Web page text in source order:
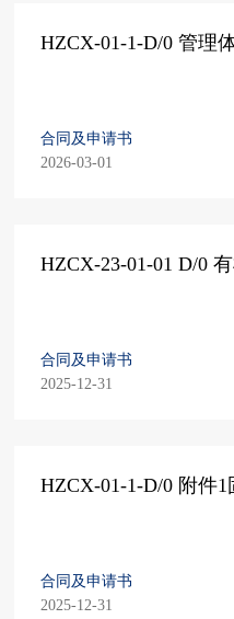
HZCX-01-1-D/0 管理
合同及申请书
2026-03-01
HZCX-23-01-01 D/0
合同及申请书
2025-12-31
HZCX-01-1-D/0 附件
合同及申请书
2025-12-31